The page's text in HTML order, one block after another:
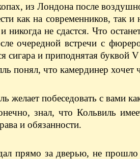
из Лондона после
как на современников, так
никогда не сдастся. Что
очередной встречи с
и приподнятая буквой V
понял, что камердинер хочет
побеседовать с вами
знал, что Кольвиль
и обязанности.
прямо за дверью, не прошло